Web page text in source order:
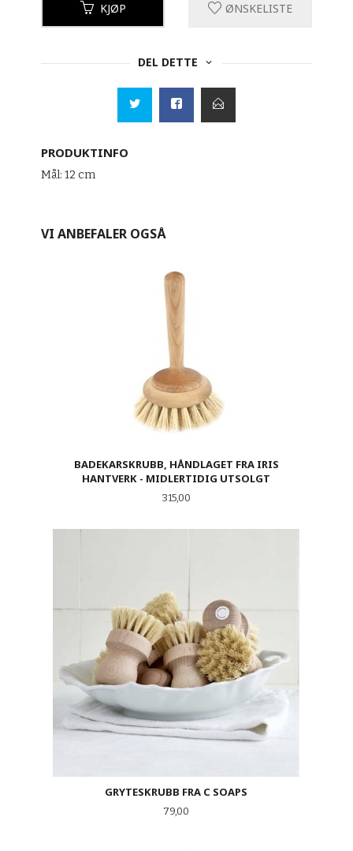
KJØP ØNSKELISTE
DEL DETTE
PRODUKTINFO
Mål: 12 cm
VI ANBEFALER OGSÅ
BADEKARSKRUBB, HÅNDLAGET FRA IRIS
HANTVERK - MIDLERTIDIG UTSOLGT
Pris
315,00
GRYTESKRUBB FRA C SOAPS
Pris
79,00